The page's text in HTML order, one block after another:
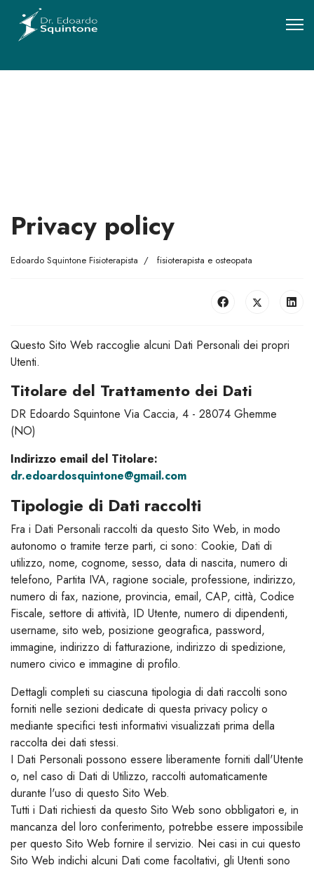
Privacy policy
Edoardo Squintone Fisioterapista fisioterapista e osteopata
Questo Sito Web raccoglie alcuni Dati Personali dei propri
Utenti.
Titolare del Trattamento dei Dati
DR Edoardo Squintone Via Caccia, 4 - 28074 Ghemme
(NO)
Indirizzo email del Titolare:
dr.edoardosquintone@gmail.com
Tipologie di Dati raccolti
Fra i Dati Personali raccolti da questo Sito Web, in modo
autonomo o tramite terze parti, ci sono: Cookie, Dati di
utilizzo, nome, cognome, sesso, data di nascita, numero di
telefono, Partita IVA, ragione sociale, professione, indirizzo,
numero di fax, nazione, provincia, email, CAP, città, Codice
Fiscale, settore di attività, ID Utente, numero di dipendenti,
username, sito web, posizione geografica, password,
immagine, indirizzo di fatturazione, indirizzo di spedizione,
numero civico e immagine di profilo.
Dettagli completi su ciascuna tipologia di dati raccolti sono
forniti nelle sezioni dedicate di questa privacy policy o
mediante specifici testi informativi visualizzati prima della
raccolta dei dati stessi.
I Dati Personali possono essere liberamente forniti dall'Utente
o, nel caso di Dati di Utilizzo, raccolti automaticamente
durante l'uso di questo Sito Web.
Tutti i Dati richiesti da questo Sito Web sono obbligatori e, in
mancanza del loro conferimento, potrebbe essere impossibile
per questo Sito Web fornire il servizio. Nei casi in cui questo
Sito Web indichi alcuni Dati come facoltativi, gli Utenti sono